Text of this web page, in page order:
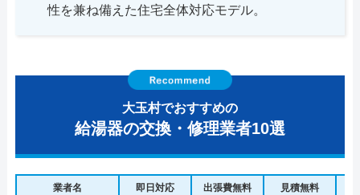
性を兼ね備えた住宅全体対応モデル。
大玉村でおすすめの
給湯器の交換・修理業者10選
業者名 即日対応 出張費無料 見積無料